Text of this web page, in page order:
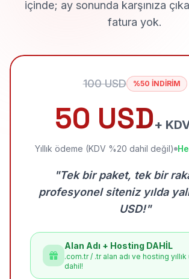
içinde; ay sonunda karşınıza
fatura yok.
100 USD %50 İNDİRİM
50 USD+
Yıllık ödeme (KDV %20 dahil değil)
"Tek bir paket, tek bir
profesyonel siteniz yılda
USD!"
Alan Adı + Hosting DAHİL
.com.tr / .tr alan adı ve hosting
dahil!